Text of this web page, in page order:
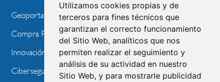
Utilizamos cookies propias y de
terceros para fines técnicos que
garantizan el correcto funcionamiento
del Sitio Web, analíticos que nos
permiten realizar el seguimiento y
análisis de su actividad en nuestro
Sitio Web, y para mostrarle publicidad
Geoportal
Compra Pública de Innovación
Innovación Tecnológica
Ciberseguridad